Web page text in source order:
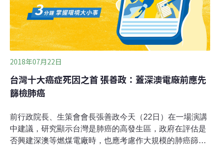
外，跟過去研
2018年07月22日
台灣十大癌症死因之首 張善政：蓋深澳電廠前應先
篩檢肺癌
前行政院長、生策會會長張善政今天（22日）在一場演講
中建議，研究顯示台灣是肺癌的高發生區，政府在評估是
否興建深澳等燃煤電廠時，也應考慮作大規模的肺癌篩